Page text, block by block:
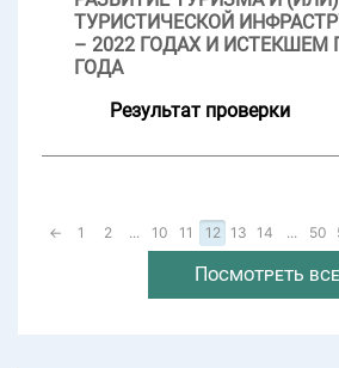
ТУРИСТИЧЕСКОЙ
– 2022 ГОДАХ И ИСТЕКШЕМ
ГОДА
Результат проверки
← 1 2 ... 10 11 12 13 14 ... 50
Посмотреть все